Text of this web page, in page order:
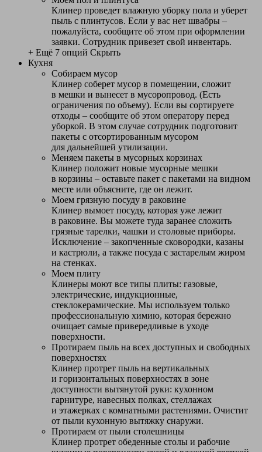
Клинер проведет влажную уборку пола и уберет
пыль с плинтусов. Если у вас нет швабры –
пожалуйста, сообщите об этом при оформлении
заявки. Сотрудник привезет свой инвентарь.
+ Ещё 7 опций Скрыть
Кухня
Собираем мусор
Клинер соберет мусор в помещении, сложит
в мешки и вынесет в мусоропровод. (Есть
ограничения по объему). Если вы сортируете
отходы – сообщите об этом оператору перед
уборкой. В этом случае сотрудник подготовит
пакеты с отсортированным мусором
для дальнейшей утилизации.
Меняем пакеты в мусорных корзинах
Клинер положит новые мусорные мешки
в корзины – оставьте пакет с пакетами на видном
месте или объясните, где он лежит.
Моем грязную посуду в раковине
Клинер вымоет посуду, которая уже лежит
в раковине. Вы можете туда заранее сложить
грязные тарелки, чашки и столовые приборы.
Исключение – закопченные сковородки, казаны
и кастрюли, а также посуда с застарелым жиром
на стенках.
Моем плиту
Клинеры моют все типы плиты: газовые,
электрические, индукционные,
стеклокерамические. Мы используем только
профессиональную химию, которая бережно
очищает самые привередливые в уходе
поверхности.
Протираем пыль на всех доступных и свободных
поверхностях
Клинер протрет пыль на вертикальных
и горизонтальных поверхностях в зоне
доступности вытянутой руки: кухонном
гарнитуре, навесных полках, стеллажах
и этажерках с комнатными растениями. Очистит
от пыли кухонную вытяжку снаружи.
Протираем от пыли столешницы
Клинер протрет обеденные столы и рабочие